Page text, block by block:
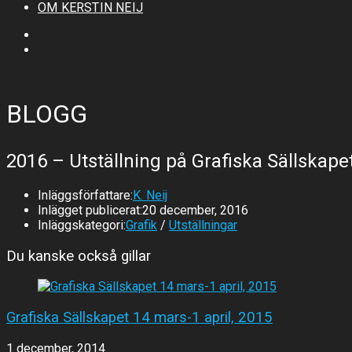
OM KERSTIN NEIJ
BLOGG
2016 – Utställning på Grafiska
Inläggsförfattare:K. Neij
Inlägget publicerat:20 december, 2016
Inläggskategori:Grafik / Utställningar
Du kanske också gillar
Grafiska Sällskapet 14 mars-1 april, 2015
1 december, 2014